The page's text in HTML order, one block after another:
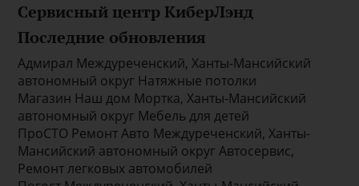
Сервисный центр КиберЛэнд
Последние обновления
Адмирал Междуреченский, Ханты-Мансийский
автономный округ Натяжные потолки
Магазин Наш дом Мортка, Ханты-Мансийский
автономный округ Мебель для детей
ПроСТО Ремонт Авто Междуреченский, Ханты-
Мансийский автономный округ Автосервис,
Ремонт легковых автомобилей